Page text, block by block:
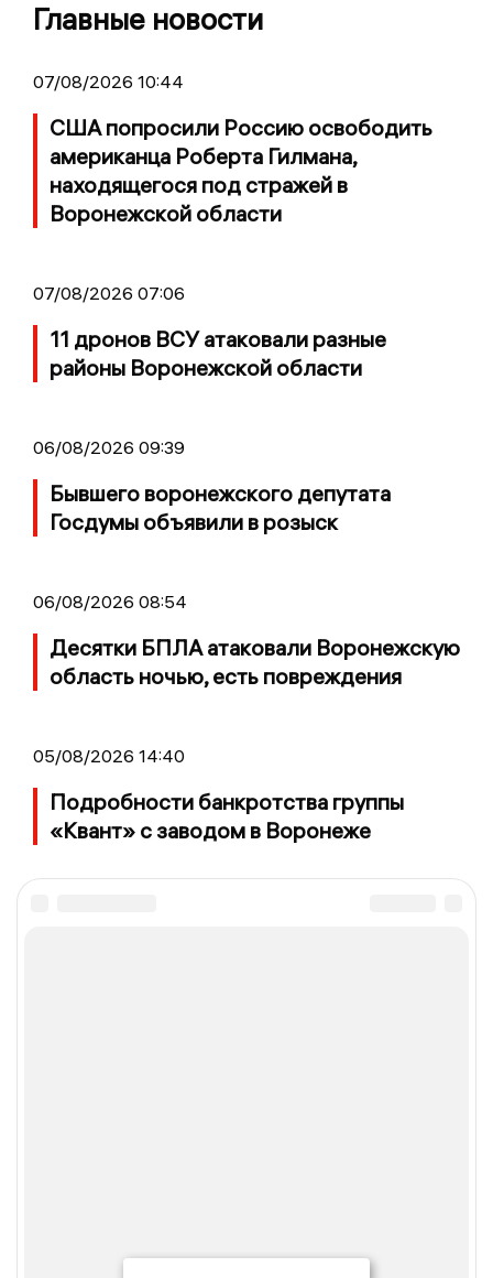
Главные новости
07/08/2026 10:44
США попросили Россию освободить
американца Роберта Гилмана,
находящегося под стражей в
Воронежской области
07/08/2026 07:06
11 дронов ВСУ атаковали разные
районы Воронежской области
06/08/2026 09:39
Бывшего воронежского депутата
Госдумы объявили в розыск
06/08/2026 08:54
Десятки БПЛА атаковали Воронежскую
область ночью, есть повреждения
05/08/2026 14:40
Подробности банкротства группы
«Квант» с заводом в Воронеже